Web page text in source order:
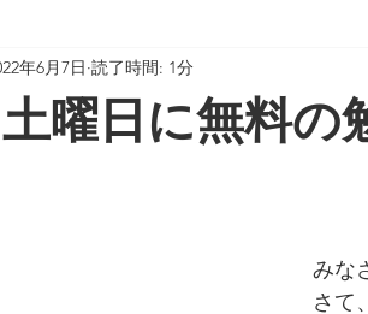
曜日に無料の
年6月7日 読了時間: 1分
みな
さて